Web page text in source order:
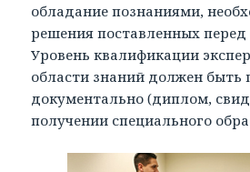
обладание познаниями,
решения поставленных перед
Уровень квалификации
области знаний должен быть
документально (диплом,
получении специального